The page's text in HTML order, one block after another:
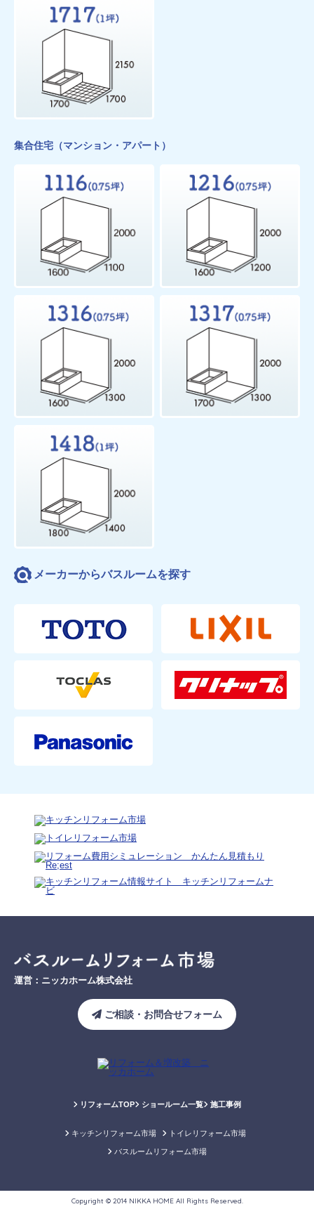
集合住宅（マンション・アパート）
メーカーからバスルームを探す
運営：ニッカホーム株式会社
ご相談・お問合せフォーム
リフォームTOP ショールーム一覧 施工事例
キッチンリフォーム市場 トイレリフォーム市場
バスルームリフォーム市場
Copyright © 2014 NIKKA HOME All Rights Reserved.